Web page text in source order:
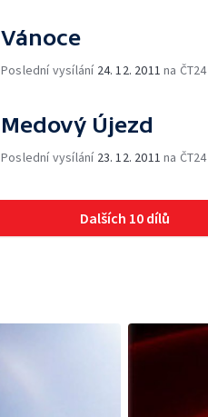
Vánoce
Poslední vysílání 24. 12. 2011 na ČT24
Medový Újezd
Poslední vysílání 23. 12. 2011 na ČT24
Dalších 10 dílů